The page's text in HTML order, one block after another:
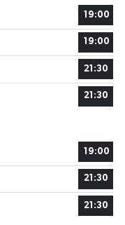
19:00
19:00
21:30
21:30
19:00
21:30
21:30